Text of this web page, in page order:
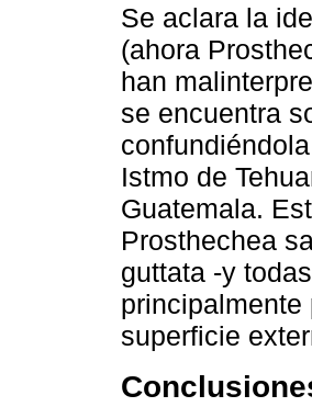
Se aclara la
(ahora
han
se encuentra
Istmo de
Guatemala.
Prosthechea
guttata -y
superficie